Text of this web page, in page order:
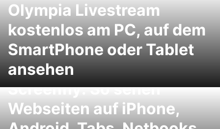
Olympia Livestream
kostenlos am PC, auf dem
SmartPhone oder Tablet
ansehen
Screenfly: So sehen
Webseiten auf iPhone,